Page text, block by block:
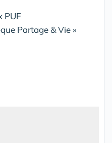
PUF
Partage & Vie »